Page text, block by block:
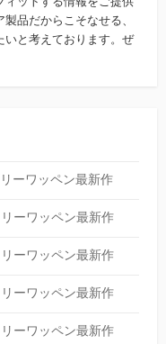
ィットする情報をご提供
品だからこそなせる、
いと考えております。ぜ
ーワッペン最新作
ーワッペン最新作
ーワッペン最新作
ーワッペン最新作
ーワッペン最新作